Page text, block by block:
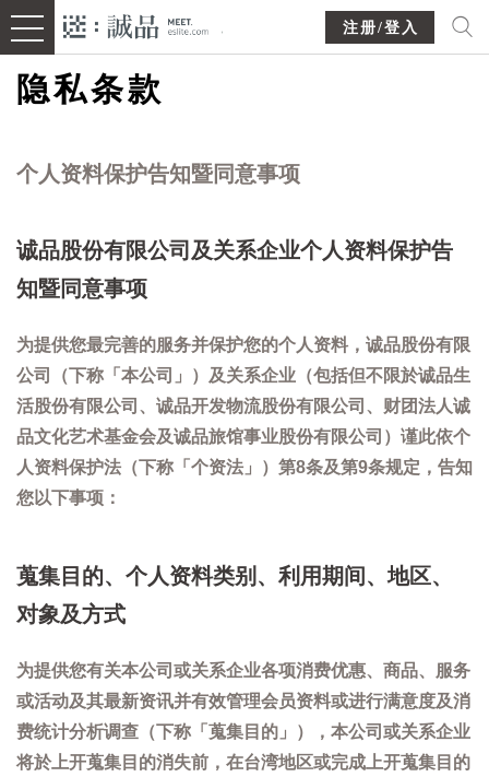
注册/登入
隐私条款
个人资料保护告知暨同意事项
诚品股份有限公司及关系企业个人资料保护告
知暨同意事项
为提供您最完善的服务并保护您的个人资料，诚品股份有限
公司（下称「本公司」）及关系企业（包括但不限於诚品生
活股份有限公司、诚品开发物流股份有限公司、财团法人诚
品文化艺术基金会及诚品旅馆事业股份有限公司）谨此依个
人资料保护法（下称「个资法」）第8条及第9条规定，告知
您以下事项：
蒐集目的、个人资料类别、利用期间、地区、
对象及方式
为提供您有关本公司或关系企业各项消费优惠、商品、服务
或活动及其最新资讯并有效管理会员资料或进行满意度及消
费统计分析调查（下称「蒐集目的」），本公司或关系企业
将於上开蒐集目的消失前，在台湾地区或完成上开蒐集目的